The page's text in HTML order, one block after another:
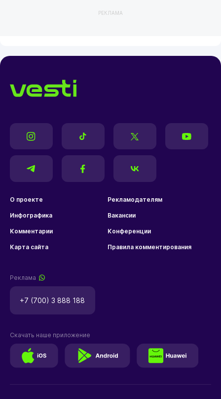
РЕКЛАМА
О проекте Рекламодателям
Инфографика Вакансии
Комментарии Конференции
Карта сайта Правила комментирования
Реклама
+7 (700) 3 888 188
Скачать наше приложение